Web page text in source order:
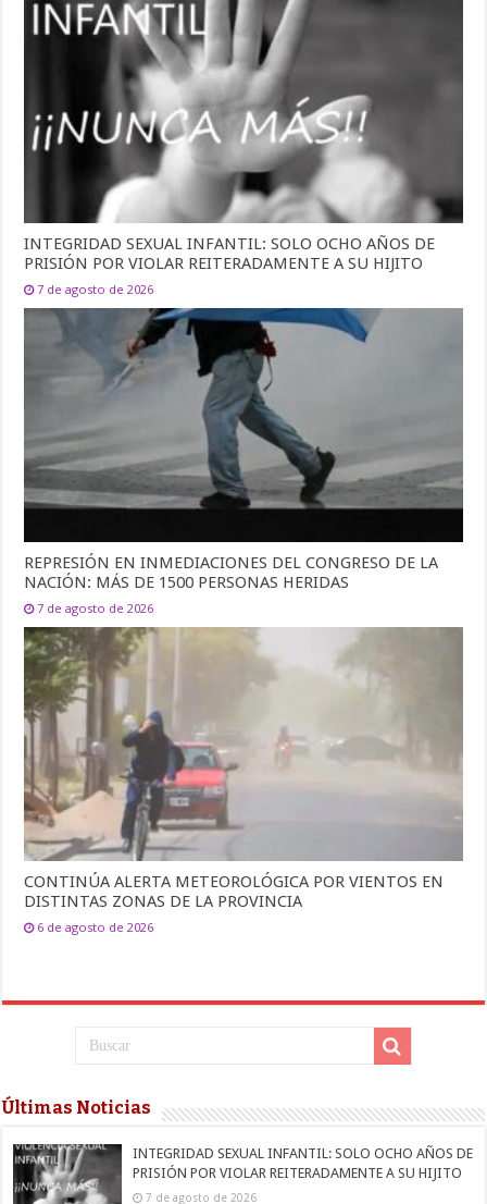
INTEGRIDAD SEXUAL INFANTIL: SOLO OCHO AÑOS DE
PRISIÓN POR VIOLAR REITERADAMENTE A SU HIJITO
7 de agosto de 2026
REPRESIÓN EN INMEDIACIONES DEL CONGRESO DE LA
NACIÓN: MÁS DE 1500 PERSONAS HERIDAS
7 de agosto de 2026
CONTINÚA ALERTA METEOROLÓGICA POR VIENTOS EN
DISTINTAS ZONAS DE LA PROVINCIA
6 de agosto de 2026
Últimas Noticias
INTEGRIDAD SEXUAL INFANTIL: SOLO OCHO AÑOS DE
PRISIÓN POR VIOLAR REITERADAMENTE A SU HIJITO
7 de agosto de 2026